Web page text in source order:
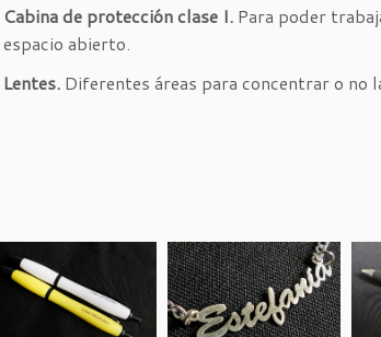
Cabina de protección clase I. Para poder
espacio abierto.
Lentes. Diferentes áreas para concentrar o no